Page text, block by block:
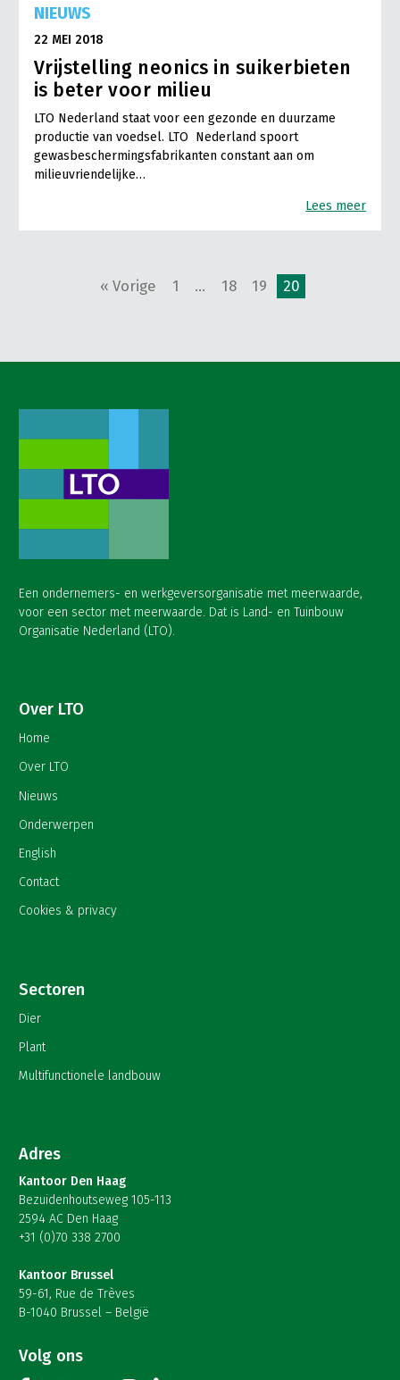
NIEUWS
22 MEI 2018
Vrijstelling neonics in suikerbieten
is beter voor milieu
LTO Nederland staat voor een gezonde en duurzame
productie van voedsel. LTO Nederland spoort
gewasbeschermingsfabrikanten constant aan om
milieuvriendelijke…
Lees meer
« Vorige 1 … 18 19 20
Een ondernemers- en werkgeversorganisatie met meerwaarde,
voor een sector met meerwaarde. Dat is Land- en Tuinbouw
Organisatie Nederland (LTO).
Over LTO
Home
Over LTO
Nieuws
Onderwerpen
English
Contact
Cookies & privacy
Sectoren
Dier
Plant
Multifunctionele landbouw
Adres
Kantoor Den Haag
Bezuidenhoutseweg 105-113
2594 AC Den Haag
+31 (0)70 338 2700
Kantoor Brussel
59-61, Rue de Trèves
B-1040 Brussel – België
Volg ons